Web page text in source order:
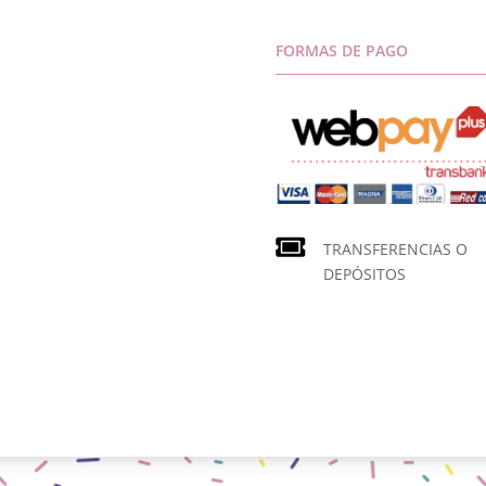
FORMAS DE PAGO
TRANSFERENCIAS O
DEPÓSITOS